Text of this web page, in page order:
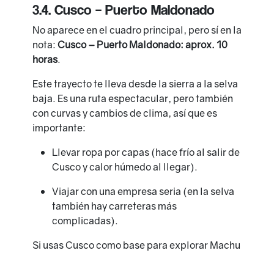
3.4. Cusco – Puerto Maldonado
No aparece en el cuadro principal, pero sí en la
nota: Cusco – Puerto Maldonado: aprox. 10
horas.
Este trayecto te lleva desde la sierra a la selva
baja. Es una ruta espectacular, pero también
con curvas y cambios de clima, así que es
importante:
Llevar ropa por capas (hace frío al salir de
Cusco y calor húmedo al llegar).
Viajar con una empresa seria (en la selva
también hay carreteras más
complicadas).
Si usas Cusco como base para explorar Machu